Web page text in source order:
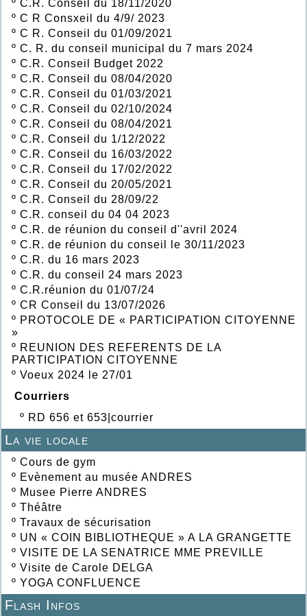
º C.R. Conseil du 18/11/2020
º C R Consxeil du 4/9/ 2023
º C R. Conseil du 01/09/2021
º C. R. du conseil municipal du 7 mars 2024
º C.R. Conseil Budget 2022
º C.R. Conseil du 08/04/2020
º C.R. Conseil du 01/03/2021
º C.R. Conseil du 02/10/2024
º C.R. Conseil du 08/04/2021
º C.R. Conseil du 1/12/2022
º C.R. Conseil du 16/03/2022
º C.R. Conseil du 17/02/2022
º C.R. Conseil du 20/05/2021
º C.R. Conseil du 28/09/22
º C.R. conseil du 04 04 2023
º C.R. de réunion du conseil d''avril 2024
º C.R. de réunion du conseil le 30/11/2023
º C.R. du 16 mars 2023
º C.R. du conseil 24 mars 2023
º C.R.réunion du 01/07/24
º CR Conseil du 13/07/2026
º PROTOCOLE DE « PARTICIPATION CITOYENNE
»
º REUNION DES REFERENTS DE LA
PARTICIPATION CITOYENNE
º Voeux 2024 le 27/01
Courriers
º RD 656 et 653|courrier
La vie locale
º Cours de gym
º Evènement au musée ANDRES
º Musee Pierre ANDRES
º Théâtre
º Travaux de sécurisation
º UN « COIN BIBLIOTHEQUE » A LA GRANGETTE
º VISITE DE LA SENATRICE MME PREVILLE
º Visite de Carole DELGA
º YOGA CONFLUENCE
Flash Infos